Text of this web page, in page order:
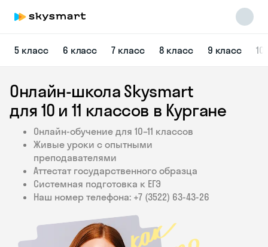
5 класс 6 класс 7 класс 8 класс 9 класс
Онлайн-школа Skysmart
для 10 и 11 классов в Кургане
Онлайн-обучение для 10–11 классов
Живые уроки с опытными
преподавателями
Аттестат государственного образца
Системная подготовка к ЕГЭ
Наш номер телефона: +7 (3522) 63‑43‑26
Skysmart Chat